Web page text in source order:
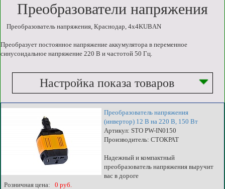
Преобразователи напряжения
Преобразователь напряжения, Краснодар, 4x4KUBAN
Преобразует постоянное напряжение аккумулятора в переменное
синусоидальное напряжение 220 В и частотой 50 Гц.
Настройка показа товаров
Преобразователь напряжения
(инвертор) 12 В на 220 В, 150 Вт
Артикул: STO PW-IN0150
Производитель: СТОКРАТ
Надежный и компактный
преобразователь напряжения выручит
вас в дороге
Розничная цена: 0 руб.